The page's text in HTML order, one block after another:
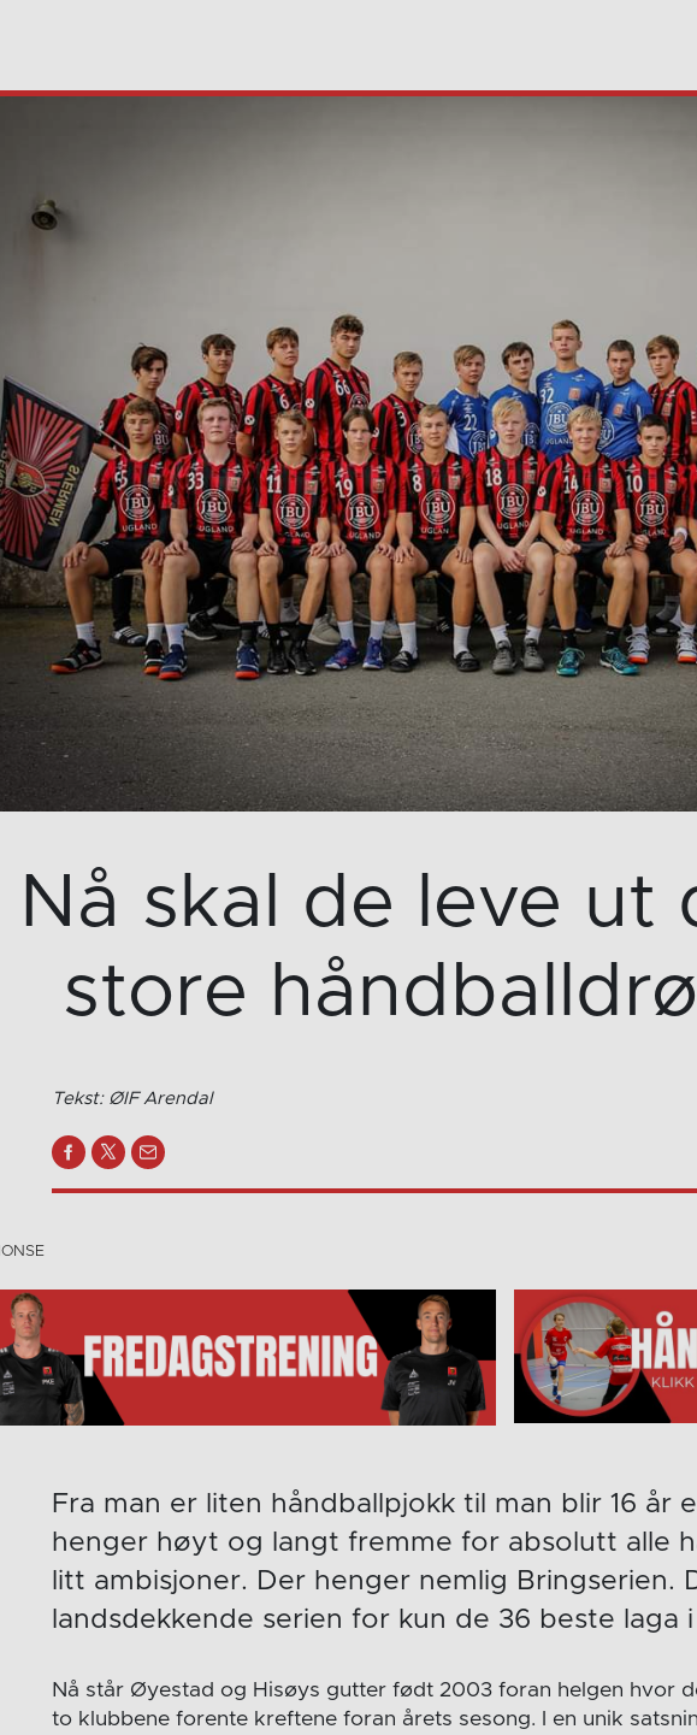
Nå skal de leve ut
store
Tekst: ØIF Arendal
Fra man er liten håndballpjokk til man blir 16 år
henger høyt og langt fremme for absolutt alle
litt ambisjoner. Der henger nemlig Bringserien.
landsdekkende serien for kun de 36 beste laga
Nå står Øyestad og Hisøys gutter født 2003 foran helgen hvor
to klubbene forente kreftene foran årets sesong. I en unik